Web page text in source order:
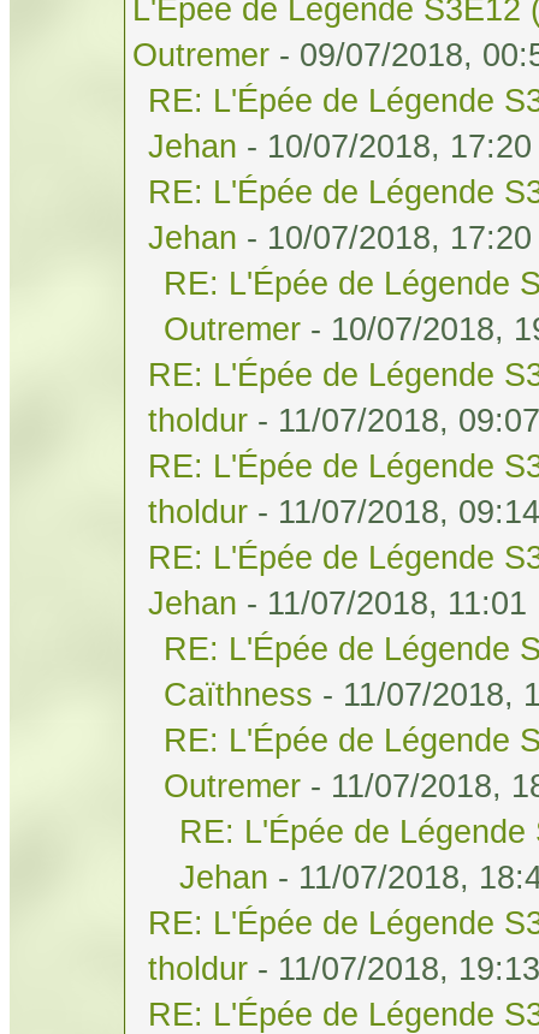
L'Épée de Légende S3E12
Outremer - 09/07/2018,
RE: L'Épée de Légende
Jehan - 10/07/2018, 17:20
RE: L'Épée de Légende
Jehan - 10/07/2018, 17:20
RE: L'Épée de Légende
Outremer - 10/07/2018,
RE: L'Épée de Légende
tholdur - 11/07/2018, 09:07
RE: L'Épée de Légende
tholdur - 11/07/2018, 09:14
RE: L'Épée de Légende
Jehan - 11/07/2018, 11:01
RE: L'Épée de Légende
Caïthness - 11/07/2018,
RE: L'Épée de Légende
Outremer - 11/07/2018,
RE: L'Épée de
Jehan - 11/07/2018,
RE: L'Épée de Légende
tholdur - 11/07/2018, 19:13
RE: L'Épée de Légende